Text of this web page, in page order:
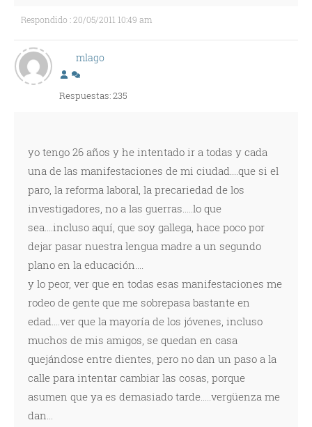
Respondido : 20/05/2011 10:49 am
mlago
Respuestas: 235
yo tengo 26 años y he intentado ir a todas y cada
una de las manifestaciones de mi ciudad....que si el
paro, la reforma laboral, la precariedad de los
investigadores, no a las guerras.....lo que
sea....incluso aquí, que soy gallega, hace poco por
dejar pasar nuestra lengua madre a un segundo
plano en la educación....
y lo peor, ver que en todas esas manifestaciones me
rodeo de gente que me sobrepasa bastante en
edad....ver que la mayoría de los jóvenes, incluso
muchos de mis amigos, se quedan en casa
quejándose entre dientes, pero no dan un paso a la
calle para intentar cambiar las cosas, porque
asumen que ya es demasiado tarde.....vergüenza me
dan...